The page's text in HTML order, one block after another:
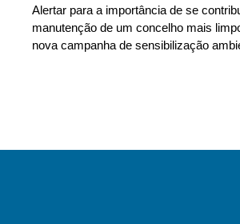
Alertar para a importância de se
manutenção de um concelho mais
nova campanha de sensibilização